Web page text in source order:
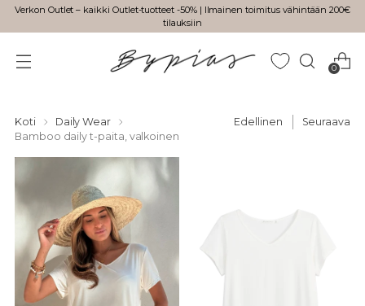
Verkon Outlet – kaikki Outlet-tuotteet -50% | Ilmainen toimitus vähintään 200€
tilauksiin
0
Koti
Daily Wear
Bamboo daily t-paita, valkoinen
Edellinen Seuraava